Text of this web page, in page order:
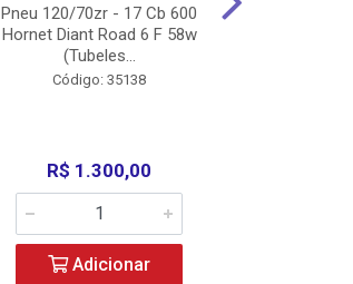
Pneu 120/70zr - 17 Cb 600
Hornet Diant Road 6 F 58w
(Tubeles...
Código: 35138
R$ 1.300,00
Adicionar